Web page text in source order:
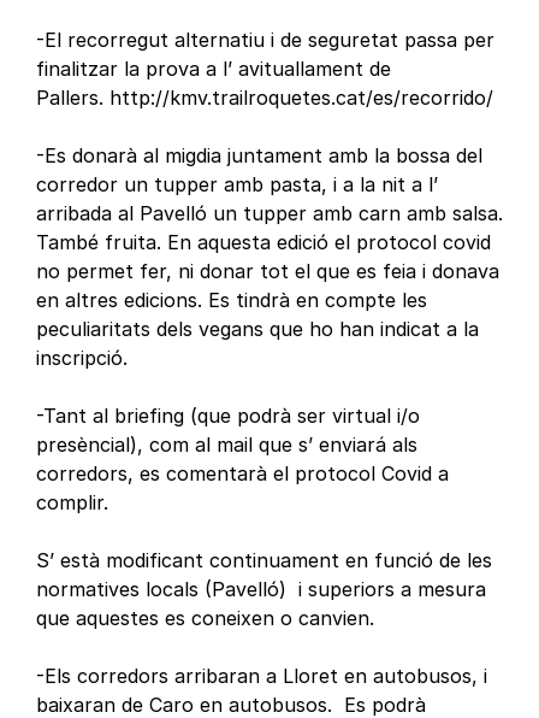
-El recorregut alternatiu i de seguretat passa per
finalitzar la prova a l’ avituallament de
Pallers. http://kmv.trailroquetes.cat/es/recorrido/
-Es donarà al migdia juntament amb la bossa del
corredor un tupper amb pasta, i a la nit a l’
arribada al Pavelló un tupper amb carn amb salsa.
També fruita. En aquesta edició el protocol covid
no permet fer, ni donar tot el que es feia i donava
en altres edicions. Es tindrà en compte les
peculiaritats dels vegans que ho han indicat a la
inscripció.
-Tant al briefing (que podrà ser virtual i/o
presèncial), com al mail que s’ enviará als
corredors, es comentarà el protocol Covid a
complir.
S’ està modificant continuament en funció de les
normatives locals (Pavelló) i superiors a mesura
que aquestes es coneixen o canvien.
-Els corredors arribaran a Lloret en autobusos, i
baixaran de Caro en autobusos. Es podrà